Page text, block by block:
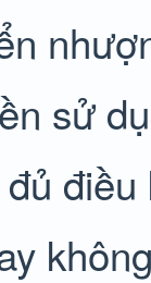
sử